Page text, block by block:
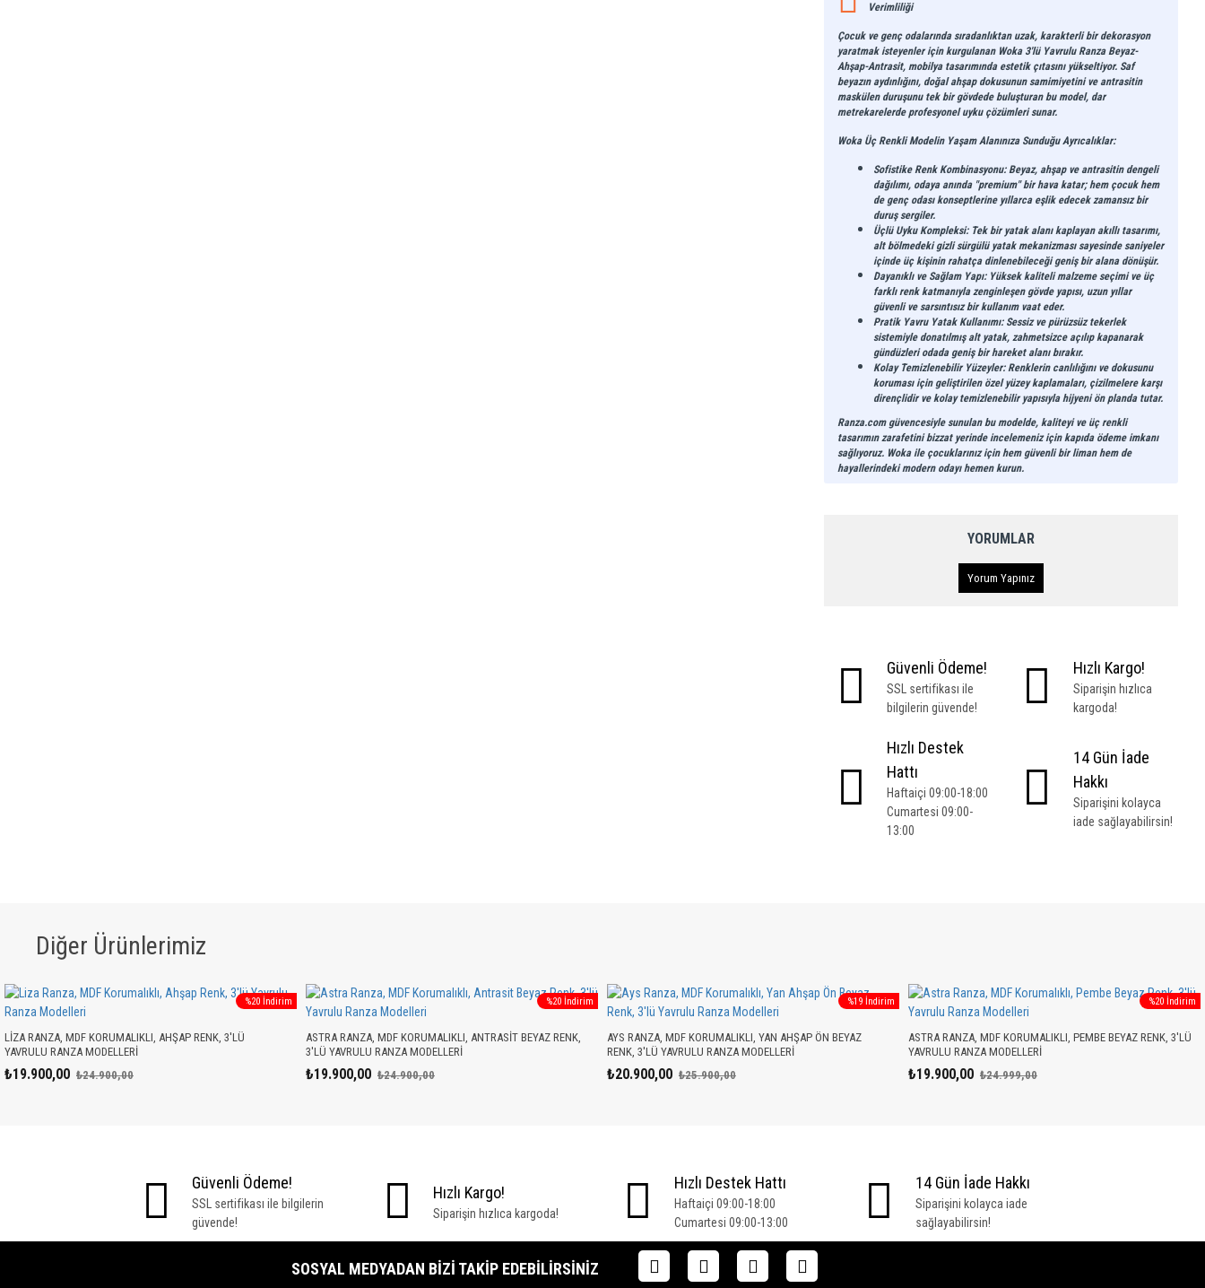
Verimliliği
Çocuk ve genç odalarında sıradanlıktan uzak, karakterli bir dekorasyon
yaratmak isteyenler için kurgulanan Woka 3'lü Yavrulu Ranza Beyaz-
Ahşap-Antrasit, mobilya tasarımında estetik çıtasını yükseltiyor. Saf
beyazın aydınlığını, doğal ahşap dokusunun samimiyetini ve antrasitin
maskülen duruşunu tek bir gövdede buluşturan bu model, dar
metrekarelerde profesyonel uyku çözümleri sunar.
Woka Üç Renkli Modelin Yaşam Alanınıza Sunduğu Ayrıcalıklar:
Sofistike Renk Kombinasyonu:Beyaz, ahşap ve antrasitin dengeli
dağılımı, odaya anında "premium" bir hava katar; hem çocuk hem
de genç odası konseptlerine yıllarca eşlik edecek zamansız bir
duruş sergiler.
Üçlü Uyku Kompleksi:Tek bir yatak alanı kaplayan akıllı tasarımı,
alt bölmedeki gizli sürgülü yatak mekanizması sayesinde saniyeler
içinde üç kişinin rahatça dinlenebileceği geniş bir alana dönüşür.
Dayanıklı ve Sağlam Yapı:Yüksek kaliteli malzeme seçimi ve üç
farklı renk katmanıyla zenginleşen gövde yapısı, uzun yıllar
güvenli ve sarsıntısız bir kullanım vaat eder.
Pratik Yavru Yatak Kullanımı:Sessiz ve pürüzsüz tekerlek
sistemiyle donatılmış alt yatak, zahmetsizce açılıp kapanarak
gündüzleri odada geniş bir hareket alanı bırakır.
Kolay Temizlenebilir Yüzeyler:Renklerin canlılığını ve dokusunu
koruması için geliştirilen özel yüzey kaplamaları, çizilmelere karşı
dirençlidir ve kolay temizlenebilir yapısıyla hijyeni ön planda tutar.
Ranza.comgüvencesiyle sunulan bu modelde, kaliteyi ve üç renkli
tasarımın zarafetini bizzat yerinde incelemeniz içinkapıda ödemeimkanı
sağlıyoruz. Woka ile çocuklarınız için hem güvenli bir liman hem de
hayallerindeki modern odayı hemen kurun.
YORUMLAR
Yorum Yapınız
Güvenli Ödeme!
SSL sertifikası ile
bilgilerin güvende!
Hızlı Kargo!
Siparişin hızlıca
kargoda!
Hızlı Destek
Hattı
Haftaiçi 09:00-18:00
Cumartesi 09:00-
13:00
14 Gün İade
Hakkı
Siparişini kolayca
iade sağlayabilirsin!
Diğer Ürünlerimiz
%20 İndirim
LIZA RANZA, MDF KORUMALIKLI, AHŞAP RENK, 3'LÜ
YAVRULU RANZA MODELLERI
₺19.900,00 ₺24.900,00
%20 İndirim
ASTRA RANZA, MDF KORUMALIKLI, ANTRASIT BEYAZ RENK,
3'LÜ YAVRULU RANZA MODELLERI
₺19.900,00 ₺24.900,00
%19 İndirim
AYS RANZA, MDF KORUMALIKLI, YAN AHŞAP ÖN BEYAZ
RENK, 3'LÜ YAVRULU RANZA MODELLERI
₺20.900,00 ₺25.900,00
%20 İndirim
ASTRA RANZA, MDF KORUMALIKLI, PEMBE BEYAZ RENK, 3'LÜ
YAVRULU RANZA MODELLERI
₺19.900,00 ₺24.999,00
Güvenli Ödeme!
SSL sertifikası ile bilgilerin
güvende!
Hızlı Kargo!
Siparişin hızlıca kargoda!
Hızlı Destek Hattı
Haftaiçi 09:00-18:00
Cumartesi 09:00-13:00
14 Gün İade Hakkı
Siparişini kolayca iade
sağlayabilirsin!
SOSYAL MEDYADAN BIZI TAKIP EDEBILIRSINIZ